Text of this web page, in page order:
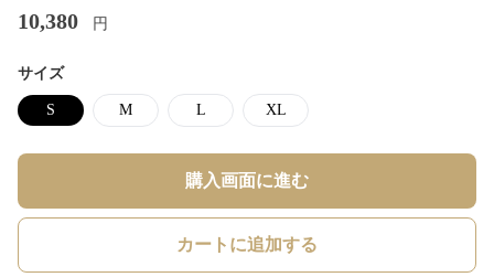
10,380 円
サイズ
S M L XL
購入画面に進む
カートに追加する